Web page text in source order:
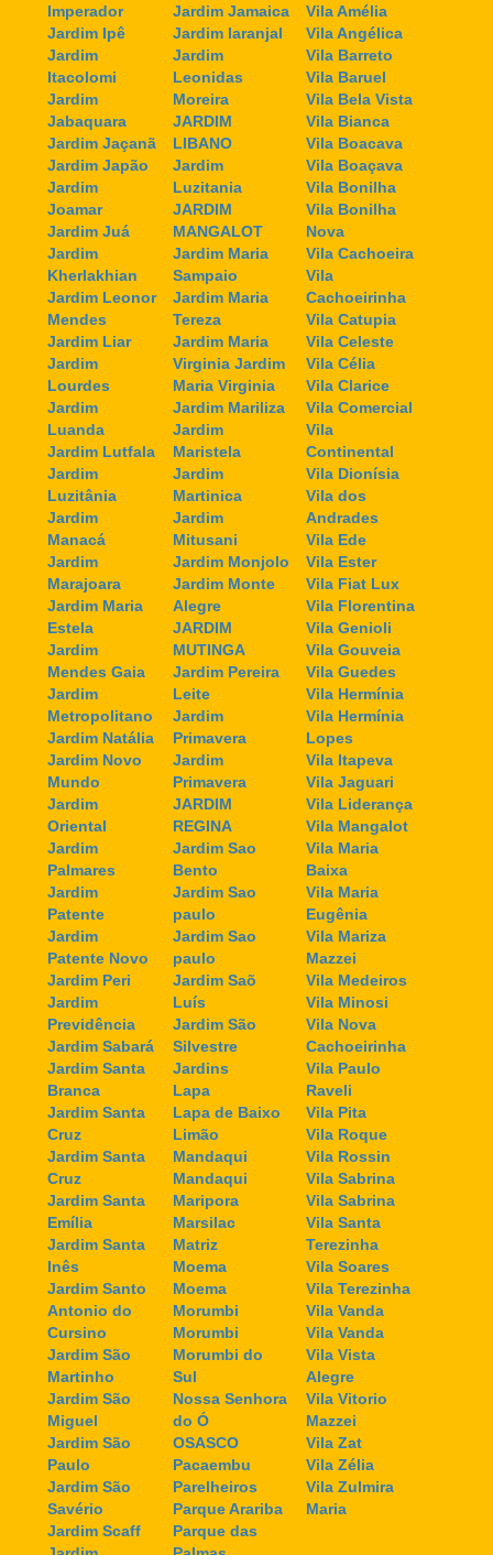
Imperador
Jardim Ipê
Jardim
Itacolomi
Jardim
Jabaquara
Jardim Jaçanã
Jardim Japão
Jardim
Joamar
Jardim Juá
Jardim
Kherlakhian
Jardim Leonor
Mendes
Jardim Liar
Jardim
Lourdes
Jardim
Luanda
Jardim Lutfala
Jardim
Luzitânia
Jardim
Manacá
Jardim
Marajoara
Jardim Maria
Estela
Jardim
Mendes Gaia
Jardim
Metropolitano
Jardim Natália
Jardim Novo
Mundo
Jardim
Oriental
Jardim
Palmares
Jardim
Patente
Jardim
Patente Novo
Jardim Peri
Jardim
Previdência
Jardim Sabará
Jardim Santa
Branca
Jardim Santa
Cruz
Jardim Santa
Cruz
Jardim Santa
Emília
Jardim Santa
Inês
Jardim Santo
Antonio do
Cursino
Jardim São
Martinho
Jardim São
Miguel
Jardim São
Paulo
Jardim São
Savério
Jardim Scaff
Jardim Jamaica
Jardim laranjal
Jardim
Leonidas
Moreira
JARDIM
LIBANO
Jardim
Luzitania
JARDIM
MANGALOT
Jardim Maria
Sampaio
Jardim Maria
Tereza
Jardim Maria
Virginia Jardim
Maria Virginia
Jardim Mariliza
Jardim
Maristela
Jardim
Martinica
Jardim
Mitusani
Jardim Monjolo
Jardim Monte
Alegre
JARDIM
MUTINGA
Jardim Pereira
Leite
Jardim
Primavera
Jardim
Primavera
JARDIM
REGINA
Jardim Sao
Bento
Jardim Sao
paulo
Jardim Sao
paulo
Jardim Saõ
Luís
Jardim São
Silvestre
Jardins
Lapa
Lapa de Baixo
Limão
Mandaqui
Mandaqui
Maripora
Marsilac
Matriz
Moema
Moema
Morumbi
Morumbi
Morumbi do
Sul
Nossa Senhora
do Ó
OSASCO
Pacaembu
Parelheiros
Parque Arariba
Parque das
Vila Amélia
Vila Angélica
Vila Barreto
Vila Baruel
Vila Bela Vista
Vila Bianca
Vila Boacava
Vila Boaçava
Vila Bonilha
Vila Bonilha
Nova
Vila Cachoeira
Vila
Cachoeirinha
Vila Catupia
Vila Celeste
Vila Célia
Vila Clarice
Vila Comercial
Vila
Continental
Vila Dionísia
Vila dos
Andrades
Vila Ede
Vila Ester
Vila Fiat Lux
Vila Florentina
Vila Genioli
Vila Gouveia
Vila Guedes
Vila Hermínia
Vila Hermínia
Lopes
Vila Itapeva
Vila Jaguari
Vila Liderança
Vila Mangalot
Vila Maria
Baixa
Vila Maria
Eugênia
Vila Mariza
Mazzei
Vila Medeiros
Vila Minosi
Vila Nova
Cachoeirinha
Vila Paulo
Raveli
Vila Pita
Vila Roque
Vila Rossin
Vila Sabrina
Vila Sabrina
Vila Santa
Terezinha
Vila Soares
Vila Terezinha
Vila Vanda
Vila Vanda
Vila Vista
Alegre
Vila Vitorio
Mazzei
Vila Zat
Vila Zélia
Vila Zulmira
Maria